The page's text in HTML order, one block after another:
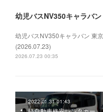
幼児バスNV350キャラバン 東
(2026.07.23)
2026.07.23 00:35
2022.01.31 01:43